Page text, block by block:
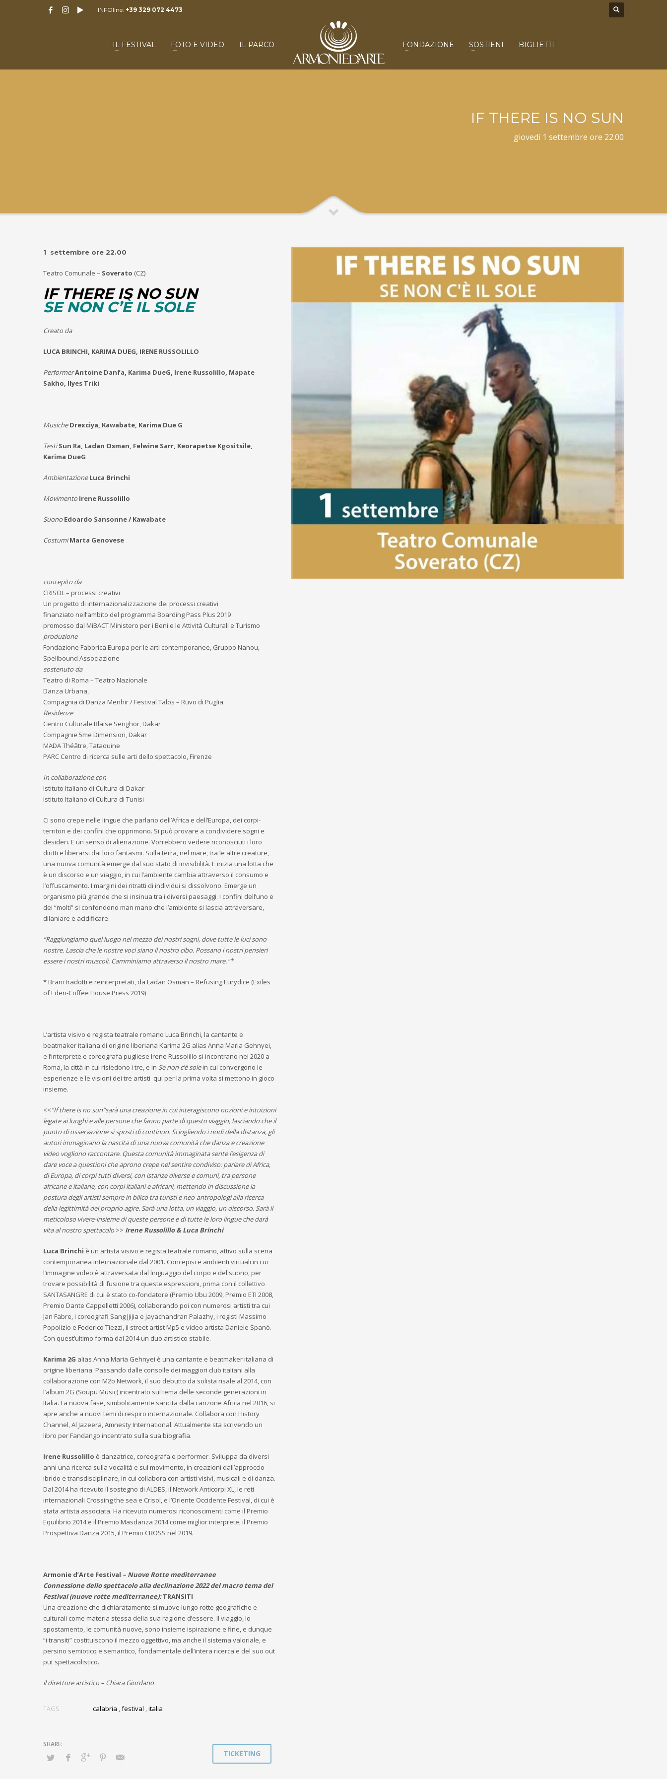
INFOline: +39 329 072 4473
IL FESTIVAL FOTO E VIDEO IL PARCO FONDAZIONE SOSTIENI BIGLIETTI
IF THERE IS NO SUN
giovedì 1 settembre ore 22.00
1 settembre ore 22.00
Teatro Comunale – Soverato (CZ)
IF THERE IS NO SUN
SE NON C’È IL SOLE
Creato da
LUCA BRINCHI, KARIMA DUEG, IRENE RUSSOLILLO
PerformerAntoine Danfa, Karima DueG, Irene Russolillo, Mapate
Sakho, Ilyes Triki
MusicheDrexciya, Kawabate, Karima Due G
TestiSun Ra, Ladan Osman, Felwine Sarr, Keorapetse Kgositsile,
Karima DueG
AmbientazioneLuca Brinchi
Movimento Irene Russolillo
Suono Edoardo Sansonne / Kawabate
CostumiMarta Genovese
concepito da
CRISOL – processi creativi
Un progetto di internazionalizzazione dei processi creativi
finanziato nell’ambito del programma Boarding Pass Plus 2019
promosso dal MiBACT Ministero per i Beni e le Attività Culturali e Turismo
produzione
Fondazione Fabbrica Europa per le arti contemporanee, Gruppo Nanou,
Spellbound Associazione
sostenuto da
Teatro di Roma – Teatro Nazionale
Danza Urbana,
Compagnia di Danza Menhir / Festival Talos – Ruvo di Puglia
Residenze
Centro Culturale Blaise Senghor, Dakar
Compagnie 5me Dimension, Dakar
MADA Théâtre, Tataouine
PARC Centro di ricerca sulle arti dello spettacolo, Firenze
In collaborazione con
Istituto Italiano di Cultura di Dakar
Istituto Italiano di Cultura di Tunisi
Ci sono crepe nelle lingue che parlano dell’Africa e dell’Europa, dei corpi-
territori e dei confini che opprimono. Si può provare a condividere sogni e
desideri. E un senso di alienazione. Vorrebbero vedere riconosciuti i loro
diritti e liberarsi dai loro fantasmi. Sulla terra, nel mare, tra le altre creature,
una nuova comunità emerge dal suo stato di invisibilità. E inizia una lotta che
è un discorso e un viaggio, in cui l’ambiente cambia attraverso il consumo e
l’offuscamento. I margini dei ritratti di individui si dissolvono. Emerge un
organismo più grande che si insinua tra i diversi paesaggi. I confini dell’uno e
dei “molti” si confondono man mano che l’ambiente si lascia attraversare,
dilaniare e acidificare.
“Raggiungiamo quel luogo nel mezzo dei nostri sogni, dove tutte le luci sono
nostre. Lascia che le nostre voci siano il nostro cibo. Possano i nostri pensieri
essere i nostri muscoli. Camminiamo attraverso il nostro mare.“*
* Brani tradotti e reinterpretati, da Ladan Osman – Refusing Eurydice (Exiles
of Eden-Coffee House Press 2019)
L’artista visivo e regista teatrale romano Luca Brinchi, la cantante e
beatmaker italiana di origine liberiana Karima 2G alias Anna Maria Gehnyei,
e l’interprete e coreografa pugliese Irene Russolillo si incontrano nel 2020 a
Roma, la città in cui risiedono i tre, e in Se non c’è solein cui convergono le
esperienze e le visioni dei tre artisti qui per la prima volta si mettono in gioco
insieme.
<<“If there is no sun”sarà una creazione in cui interagiscono nozioni e intuizioni
legate ai luoghi e alle persone che fanno parte di questo viaggio, lasciando che il
punto di osservazione si sposti di continuo. Sciogliendo i nodi della distanza, gli
autori immaginano la nascita di una nuova comunità che danza e creazione
video vogliono raccontare. Questa comunità immaginata sente l’esigenza di
dare voce a questioni che aprono crepe nel sentire condiviso: parlare di Africa,
di Europa, di corpi tutti diversi, con istanze diverse e comuni, tra persone
africane e italiane, con corpi italiani e africani, mettendo in discussione la
postura degli artisti sempre in bilico tra turisti e neo-antropologi alla ricerca
della legittimità del proprio agire. Sarà una lotta, un viaggio, un discorso. Sarà il
meticoloso vivere-insieme di queste persone e di tutte le loro lingue che darà
vita al nostro spettacolo.>> Irene Russolillo & Luca Brinchi
Luca Brinchi è un artista visivo e regista teatrale romano, attivo sulla scena
contemporanea internazionale dal 2001. Concepisce ambienti virtuali in cui
l’immagine video è attraversata dal linguaggio del corpo e del suono, per
trovare possibilità di fusione tra queste espressioni, prima con il collettivo
SANTASANGRE di cui è stato co-fondatore (Premio Ubu 2009, Premio ETI 2008,
Premio Dante Cappelletti 2006), collaborando poi con numerosi artisti tra cui
Jan Fabre, i coreografi Sang Jjijia e Jayachandran Palazhy, i registi Massimo
Popolizio e Federico Tiezzi, il street artist Mp5 e video artista Daniele Spanò.
Con quest’ultimo forma dal 2014 un duo artistico stabile.
Karima 2G alias Anna Maria Gehnyei è una cantante e beatmaker italiana di
origine liberiana. Passando dalle consolle dei maggiori club italiani alla
collaborazione con M2o Network, il suo debutto da solista risale al 2014, con
l’album 2G (Soupu Music) incentrato sul tema delle seconde generazioni in
Italia. La nuova fase, simbolicamente sancita dalla canzone Africa nel 2016, si
apre anche a nuovi temi di respiro internazionale. Collabora con History
Channel, Al Jazeera, Amnesty International. Attualmente sta scrivendo un
libro per Fandango incentrato sulla sua biografia.
Irene Russolillo è danzatrice, coreografa e performer. Sviluppa da diversi
anni una ricerca sulla vocalità e sul movimento, in creazioni dall’approccio
ibrido e transdisciplinare, in cui collabora con artisti visivi, musicali e di danza.
Dal 2014 ha ricevuto il sostegno di ALDES, il Network Anticorpi XL, le reti
internazionali Crossing the sea e Crisol, e l’Oriente Occidente Festival, di cui è
stata artista associata. Ha ricevuto numerosi riconoscimenti come il Premio
Equilibrio 2014 e il Premio Masdanza 2014 come miglior interprete, il Premio
Prospettiva Danza 2015, il Premio CROSS nel 2019.
Armonie d’Arte Festival – Nuove Rotte mediterranee
Connessione dello spettacolo alla declinazione 2022 del macro tema del
Festival (nuove rotte mediterranee):TRANSITI
Una creazione che dichiaratamente si muove lungo rotte geografiche e
culturali come materia stessa della sua ragione d’essere. Il viaggio, lo
spostamento, le comunità nuove, sono insieme ispirazione e fine, e dunque
“i transiti” costituiscono il mezzo oggettivo, ma anche il sistema valoriale, e
persino semiotico e semantico, fondamentale dell’intera ricerca e del suo out
put spettacolistico.
il direttore artistico – Chiara Giordano
TAGS calabria ,festival ,italia
TICKETING